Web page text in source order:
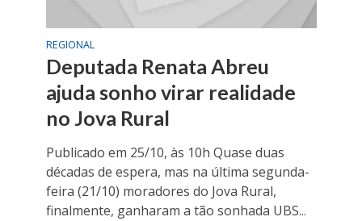
REGIONAL
Deputada Renata Abreu
ajuda sonho virar realidade
no Jova Rural
Publicado em 25/10, às 10h Quase duas
décadas de espera, mas na última segunda-
feira (21/10) moradores do Jova Rural,
finalmente, ganharam a tão sonhada UBS...